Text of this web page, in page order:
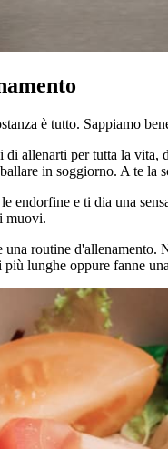
è tutto. Sappiamo
allenarti per tutta la vita,
in soggiorno. A te la
endorfine e ti dia una
muovi.
routine
lunghe oppure fanne